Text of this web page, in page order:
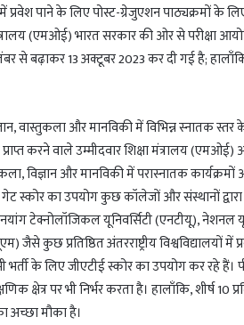
पाने के लिए पोस्ट-ग्रेजुएशन पाठ्यक्रमों के
मंत्रालय (एमओई) भारत सरकार की ओर से परीक्षा
से बढ़ाकर 13 अक्टूबर 2023 कर दी गई है;
वास्तुकला और मानविकी में विभिन्न स्नातक
करने वाले उम्मीदवार शिक्षा मंत्रालय
विज्ञान और मानविकी में परास्नातक कार्यक्रमों
स्कोर का उपयोग कुछ कॉलेजों और संस्थानों
टेक्नोलॉजिकल यूनिवर्सिटी (एनटीयू), नेशनल
कुछ प्रतिष्ठित अंतरराष्ट्रीय विश्वविद्यालयों में
के लिए जीएटीई स्कोर का उपयोग कर रहे हैं।
क्षेत्र पर भी निर्भर करता है। हालाँकि, शीर्ष 10
अच्छा मौका है।